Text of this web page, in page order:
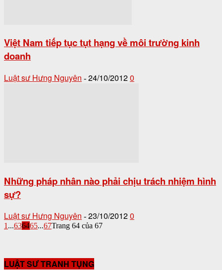
Việt Nam tiếp tục tụt hạng về môi trường kinh
doanh
Luật sư Hưng Nguyên - 24/10/20120
Những pháp nhân nào phải chịu trách nhiệm hình
sự?
Luật sư Hưng Nguyên - 23/10/20120
1...636465...67Trang 64 của 67
LUẬT SƯ TRANH TỤNG